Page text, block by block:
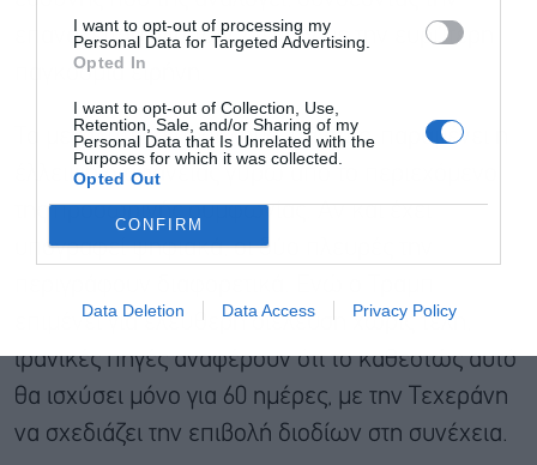
I want to opt-out of processing my
Personal Data for Targeted Advertising.
Opted In
I want to opt-out of Collection, Use,
Retention, Sale, and/or Sharing of my
Personal Data that Is Unrelated with the
Purposes for which it was collected.
Opted Out
CONFIRM
Data Deletion Data Access Privacy Policy
επαναλειτουργία των Στενών με την ευρύτερη
παγκόσμια ειρήνη.
Το μεγαλύτερο πρόβλημα, πάντως, παραμένει η
έλλειψη διαφάνειας γύρω από το περιεχόμενο
της προσωρινής συμφωνίας. Αν και έχει
υπογραφεί ψηφιακά, οι δύο πλευρές την
επιμένει για ελεύθερη διέλευση χωρίς τέλη,
ιρανικές πηγές αναφέρουν ότι το καθεστώς αυτό
θα ισχύσει μόνο για 60 ημέρες, με την Τεχεράνη
να σχεδιάζει την επιβολή διοδίων στη συνέχεια.